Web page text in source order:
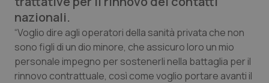
Emilia-Romagna
Friuli Venezia Giulia
Lazio
Colesterolo & coronaropatie
Dermatite Atopica
Diabete & glucometri
nazionali.
“Voglio dire agli operatori della sanità privata che non
sono figli di un dio minore, che assicuro loro un mio
personale impegno per sostenerli nella battaglia per il
rinnovo contrattuale, così come voglio portare avanti il